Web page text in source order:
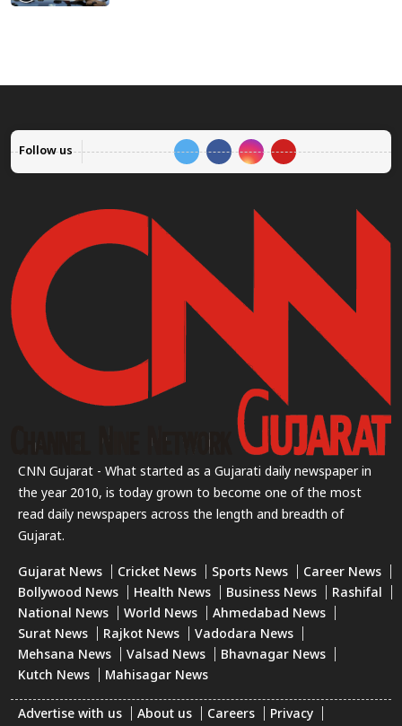
Follow us
CNN Gujarat - What started as a Gujarati daily newspaper in
the year 2010, is today grown to become one of the most
read daily newspapers across the length and breadth of
Gujarat.
Gujarat News Cricket News Sports News
Career News
Bollywood News
Health News Business News
Rashifal
National News
World News
Ahmedabad News
Surat News
Rajkot News
Vadodara News
Mehsana News
Valsad News
Bhavnagar News
Kutch News
Mahisagar News
Advertise with us About us Careers Privacy